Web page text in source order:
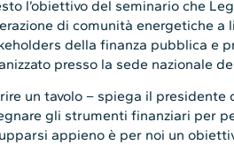
l’obiettivo del seminario che
di comunità energetiche a
della finanza pubblica e
presso la sede nazionale
un tavolo – spiega il presidente
gli strumenti finanziari per
appieno è per noi un